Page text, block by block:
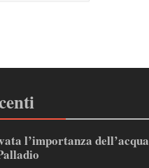
l’importanza dell’acqua